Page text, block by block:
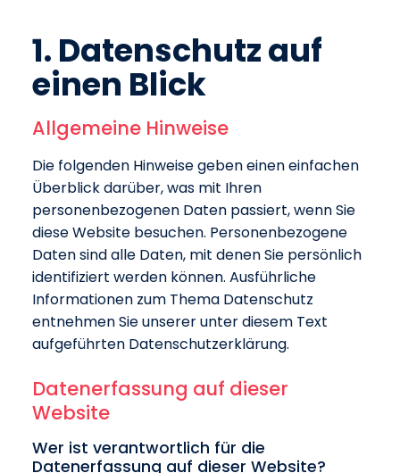
1. Datenschutz auf
einen Blick
Allgemeine Hinweise
Die folgenden Hinweise geben einen einfachen
Überblick darüber, was mit Ihren
personenbezogenen Daten passiert, wenn Sie
diese Website besuchen. Personenbezogene
Daten sind alle Daten, mit denen Sie persönlich
identifiziert werden können. Ausführliche
Informationen zum Thema Datenschutz
entnehmen Sie unserer unter diesem Text
aufgeführten Datenschutzerklärung.
Datenerfassung auf dieser
Website
Wer ist verantwortlich für die
Datenerfassung auf dieser Website?